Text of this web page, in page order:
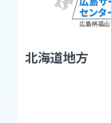
北海道地方